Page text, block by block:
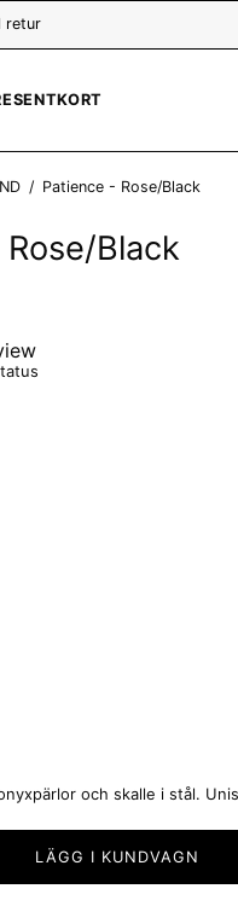
retur
/ Patience - Rose/Black
Black
och skalle i stål.
LÄGG I KUNDVAGN